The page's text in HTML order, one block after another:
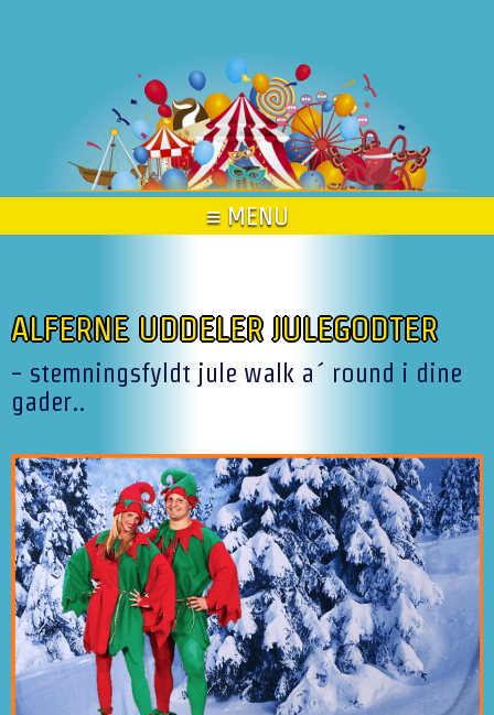
≡ MENU
ALFERNE UDDELER JULEGODTER
- stemningsfyldt jule walk a´ round i dine
gader..